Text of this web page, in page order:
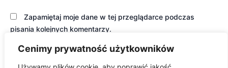
Cenimy prywatność użytkowników
Zapamiętaj moje dane w tej przeglądarce podczas
pisania kolejnych komentarzy.